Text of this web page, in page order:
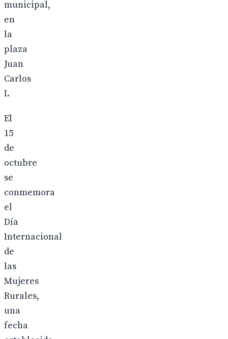
municipal,
en
la
plaza
Juan
Carlos
I.
El
15
de
octubre
se
conmemora
el
Día
Internacional
de
las
Mujeres
Rurales,
una
fecha